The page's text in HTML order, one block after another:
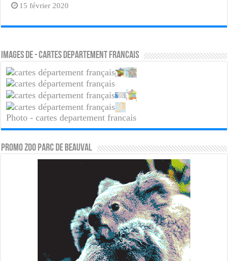
15 février 2020
Images de - cartes departement francais
Photo - cartes departement francais
PROMO ZOO PARC DE BEAUVAL